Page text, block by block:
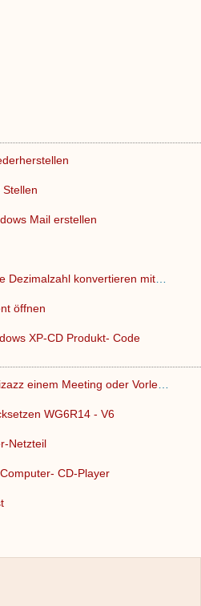
Mail erstellen
öffnen
XP-CD Produkt- Code
WG6R14 - V6
Netzteil
CD-Player